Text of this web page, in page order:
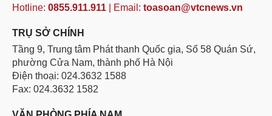
Hotline: 0855.911.911 | Email: toasoan@vtcnews.vn
TRỤ SỞ CHÍNH
Tầng 9, Trung tâm Phát thanh Quốc gia, Số 58 Quán Sứ,
phường Cửa Nam, thành phố Hà Nội
Điện thoại: 024.3632 1588
Fax: 024.3632 1582